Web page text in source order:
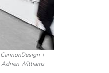
+
Adrien Williams